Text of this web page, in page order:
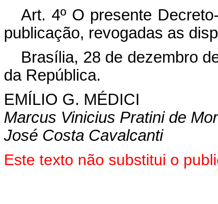
Art. 4º O presente
publicação, revogadas as
Brasília, 28 de dezembro
da República.
EMÍLIO G. MÉDICI
Marcus Vinicius Pratini de
José Costa Cavalcanti
Este texto não substitui o